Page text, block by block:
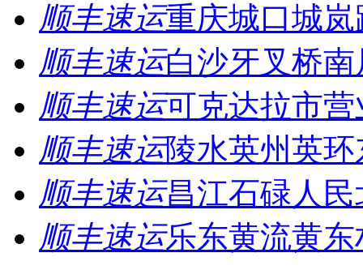
顺丰速运重庆城口城
顺丰速运白沙牙叉桥
顺丰速运可克达拉市营
顺丰速运陵水英州英
顺丰速运昌江石碌人
顺丰速运乐东黄流黄